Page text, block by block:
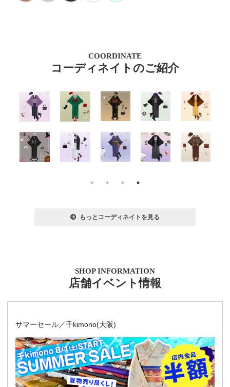
COORDINATE
コーディネイトのご紹介
もっとコーディネイトを見る
SHOP INFORMATION
店舗イベント情報
サマーセール／千kimono(大阪)